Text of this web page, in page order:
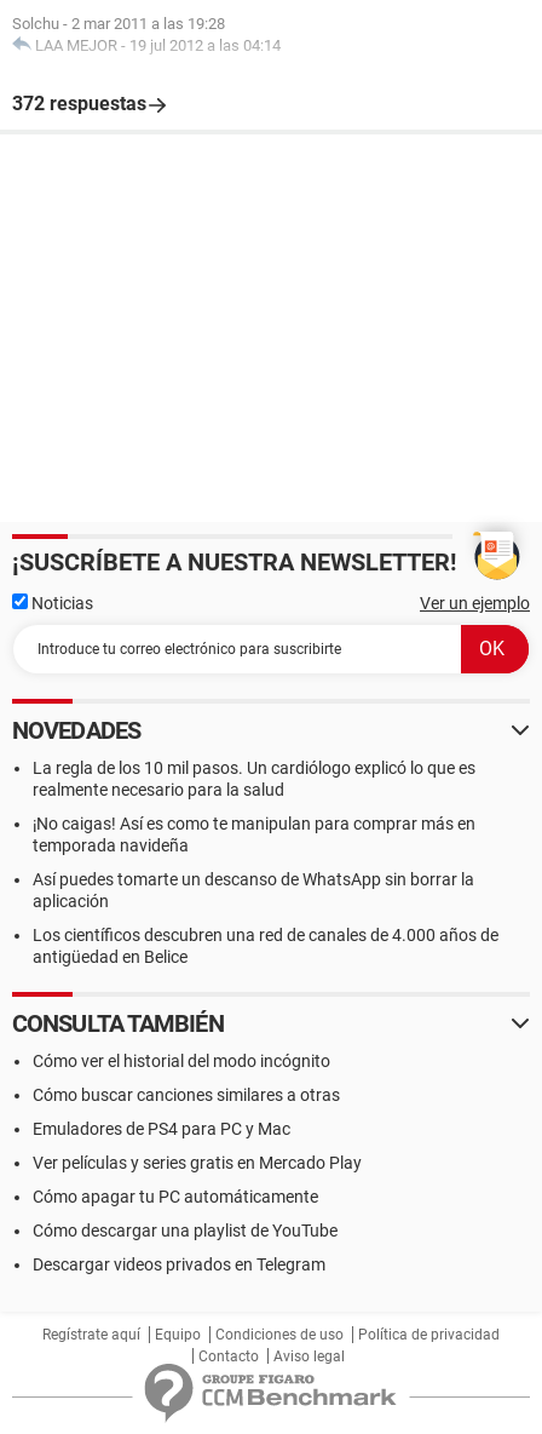
Solchu - 2 mar 2011 a las 19:28
LAA MEJOR - 19 jul 2012 a las 04:14
372 respuestas
¡SUSCRÍBETE A NUESTRA NEWSLETTER!
Noticias Ver un ejemplo
NOVEDADES
La regla de los 10 mil pasos. Un cardiólogo explicó lo que es
realmente necesario para la salud
¡No caigas! Así es como te manipulan para comprar más en
temporada navideña
Así puedes tomarte un descanso de WhatsApp sin borrar la
aplicación
Los científicos descubren una red de canales de 4.000 años de
antigüedad en Belice
CONSULTA TAMBIÉN
Cómo ver el historial del modo incógnito
Cómo buscar canciones similares a otras
Emuladores de PS4 para PC y Mac
Ver películas y series gratis en Mercado Play
Cómo apagar tu PC automáticamente
Cómo descargar una playlist de YouTube
Descargar videos privados en Telegram
Regístrate aquí Equipo Condiciones de uso
Política de privacidad
Contacto
Aviso legal